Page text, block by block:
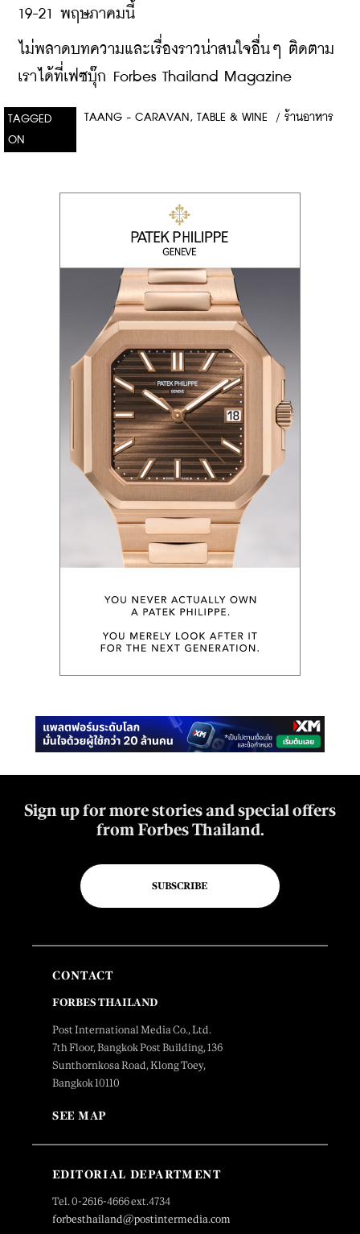
19-21 พฤษภาคมนี้
ไม่พลาดบทความและเรื่องราวน่าสนใจอื่นๆ ติดตาม
เราได้ที่เฟซบุ๊ก Forbes Thailand Magazine
TAGGED
ON
TAANG - CARAVAN, TABLE & WINE / ร้านอาหาร
Sign up for more stories and special offers
from Forbes Thailand.
SUBSCRIBE
CONTACT
FORBES THAILAND
Post International Media Co., Ltd.
7th Floor, Bangkok Post Building, 136
Sunthornkosa Road, Klong Toey,
Bangkok 10110
SEE MAP
EDITORIAL DEPARTMENT
Tel. 0-2616-4666 ext.4734
forbesthailand@postintermedia.com